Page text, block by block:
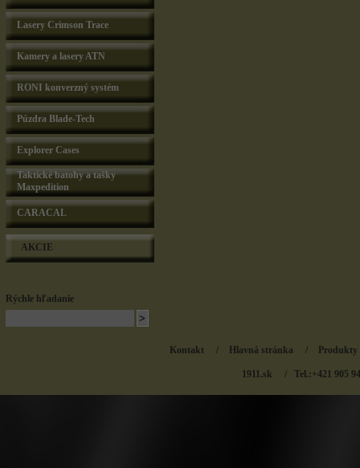
Lasery Crimson Trace
Kamery a lasery ATN
RONI konverzný systém
Púzdra Blade-Tech
Explorer Cases
Taktické batohy a tašky
Maxpedition
CARACAL
AKCIE
Rýchle hľadanie
Kontakt / Hlavná stránka / Produkty
1911.sk / Tel.:+421 905